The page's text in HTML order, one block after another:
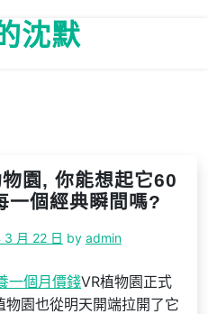
沈默
園, 你能想起它60
一個經典瞬間嗎?
3 月 22 日 by admin
一個月價錢VR植物園正式
園也從明天開端拉開了它